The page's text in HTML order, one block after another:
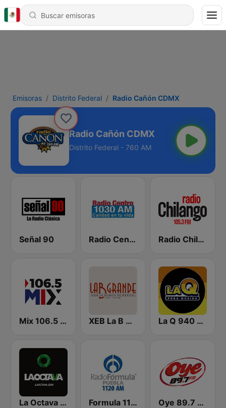
Emisoras Distrito Federal Radio Cañón CDMX
Radio Cañón CDMX
Distrito Federal - 760 AM
Señal 90 Radio Centro Radio Chilango 105.3 FM
Mix 106.5 Querétaro XEB La B Grande 1220 AM La Q 940 AM
La Octava 88.1 FM Formula 1120 AM Oye 89.7 FM